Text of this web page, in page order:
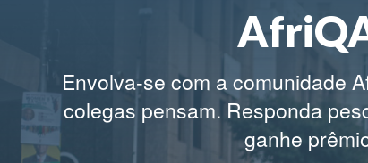
Envolva-se com a comunidade
colegas pensam. Responda
ganhe